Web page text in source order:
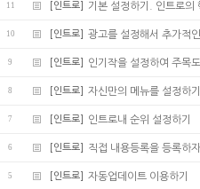
11 [인트로] 기본 설정하기. 인트로의
10 [인트로] 광고를 설정해서 추가적
9 [인트로] 인기작을 설정하여 주목
8 [인트로] 자신만의 메뉴를 설정하기
7 [인트로] 인트로내 순위 설정하기
6 [인트로] 직접 내용등록을 등록하자
5 [인트로] 자동업데이트 이용하기